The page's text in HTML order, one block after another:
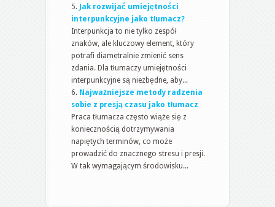
Jak rozwijać umiejętności
interpunkcyjne jako tłumacz?
Interpunkcja to nie tylko zespół
znaków, ale kluczowy element, który
potrafi diametralnie zmienić sens
zdania. Dla tłumaczy umiejętności
interpunkcyjne są niezbędne, aby...
Najważniejsze metody radzenia
sobie z presją czasu jako tłumacz
Praca tłumacza często wiąże się z
koniecznością dotrzymywania
napiętych terminów, co może
prowadzić do znacznego stresu i presji.
W tak wymagającym środowisku...